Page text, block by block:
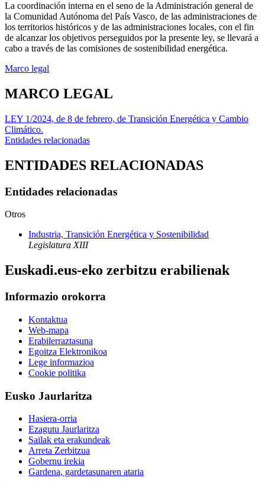
La coordinación interna en el seno de la Administración general de
la Comunidad Autónoma del País Vasco, de las administraciones de
los territorios históricos y de las administraciones locales, con el fin
de alcanzar los objetivos perseguidos por la presente ley, se llevará a
cabo a través de las comisiones de sostenibilidad energética.
Marco legal
MARCO LEGAL
LEY 1/2024, de 8 de febrero, de Transición Energética y Cambio
Climático.
Entidades relacionadas
ENTIDADES RELACIONADAS
Entidades relacionadas
Otros
Industria, Transición Energética y Sostenibilidad
Legislatura XIII
Euskadi.eus-eko zerbitzu erabilienak
Informazio orokorra
Kontaktua
Web-mapa
Erabilerraztasuna
Egoitza Elektronikoa
Lege informazioa
Cookie politika
Eusko Jaurlaritza
Hasiera-orria
Ezagutu Jaurlaritza
Sailak eta erakundeak
Arreta Zerbitzua
Gobernu irekia
Gardena, gardetasunaren ataria